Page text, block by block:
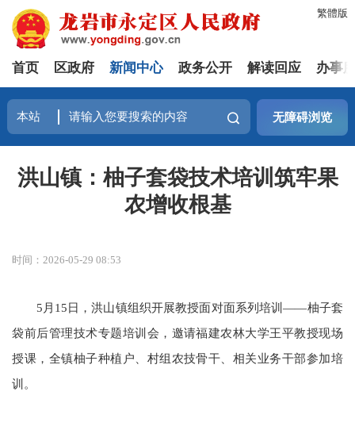
繁體版
首页 区政府 新闻中心 政务公开 解读回应 办事
无障碍浏览
洪山镇：柚子套袋技术培训筑牢果
农增收根基
时间：2026-05-29 08:53
5月15日，洪山镇组织开展教授面对面系列培训——柚子套
袋前后管理技术专题培训会，邀请福建农林大学王平教授现场
授课，全镇柚子种植户、村组农技骨干、相关业务干部参加培
训。